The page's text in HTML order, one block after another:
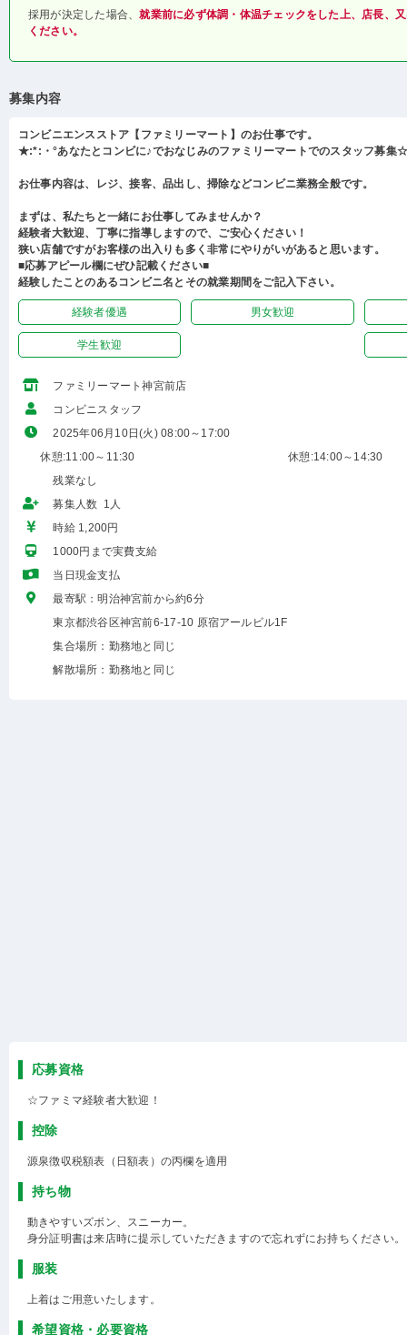
採用が決定した場合、就業前に必ず体調・体温チェックをした上、店長、
ください。
募集内容
コンビニエンスストア【ファミリーマート】のお仕事です。
★:*:・°あなたとコンビに♪でおなじみのファミリーマートでのスタッフ募集
お仕事内容は、レジ、接客、品出し、掃除などコンビニ業務全般です。
まずは、私たちと一緒にお仕事してみませんか？
経験者大歓迎、丁寧に指導しますので、ご安心ください！
狭い店舗ですがお客様の出入りも多く非常にやりがいがあると思います。
■応募アピール欄にぜひ記載ください■
経験したことのあるコンビニ名とその就業期間をご記入下さい。
経験者優遇 男女歓迎
学生歓迎
ファミリーマート神宮前店
コンビニスタッフ
2025年06月10日(火) 08:00～17:00
休憩:11:00～11:30
休憩:14:00～14:30
残業なし
募集人数 1人
時給 1,200円
1000円まで実費支給
当日現金支払
最寄駅：明治神宮前から約6分
東京都渋谷区神宮前6-17-10 原宿アールビル1F
集合場所：勤務地と同じ
解散場所：勤務地と同じ
応募資格
☆ファミマ経験者大歓迎！
控除
源泉徴収税額表（日額表）の丙欄を適用
持ち物
動きやすいズボン、スニーカー。
身分証明書は来店時に提示していただきますので忘れずにお持ちください。
服装
上着はご用意いたします。
希望資格・必要資格